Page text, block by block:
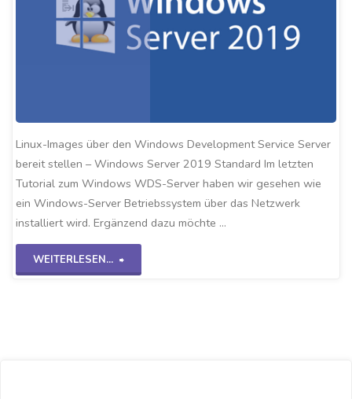
Linux-Images über den Windows Development Service Server
bereit stellen – Windows Server 2019 Standard Im letzten
Tutorial zum Windows WDS-Server haben wir gesehen wie
ein Windows-Server Betriebssystem über das Netzwerk
installiert wird. Ergänzend dazu möchte …
WEITERLESEN...
"Linux-